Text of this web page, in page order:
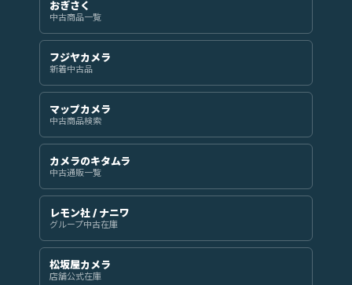
おぎさく
中古商品一覧
フジヤカメラ
新着中古品
マップカメラ
中古商品検索
カメラのキタムラ
中古通販一覧
レモン社 / ナニワ
グループ中古在庫
松坂屋カメラ
店舗公式在庫